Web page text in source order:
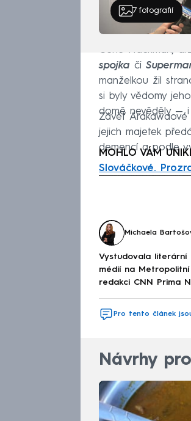
7 fotografií
Gene Hackman,
spojka či
manželkou žil
si byly vědomy
domě nevěděly — i
Závěť
jejich majetek
demencí a podle
MOHLO VÁM
Slováčkové.
Michaela
Vystudovala literární
médií na
redakci CNN Prima
Pro tento článek
Návrhy